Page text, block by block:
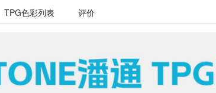
TPG色彩列表 评价